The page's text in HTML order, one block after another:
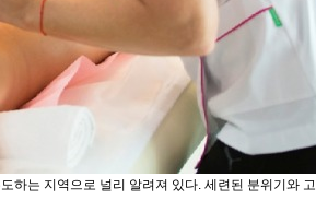
하는 지역으로 널리 알려져 있다. 세련된 분위기와